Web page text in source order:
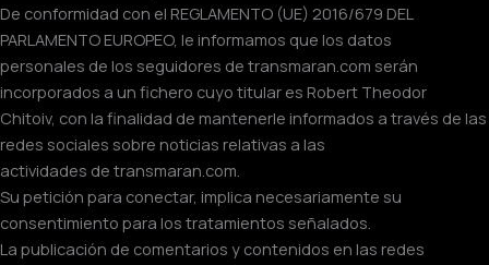
De conformidad con el REGLAMENTO (UE) 2016/679 DEL
PARLAMENTO EUROPEO, le informamos que los datos
personales de los seguidores de transmaran.com serán
incorporados a un fichero cuyo titular es Robert Theodor
Chitoiv, con la finalidad de mantenerle informados a través de las
redes sociales sobre noticias relativas a las
actividades de transmaran.com.
Su petición para conectar, implica necesariamente su
consentimiento para los tratamientos señalados.
La publicación de comentarios y contenidos en las redes